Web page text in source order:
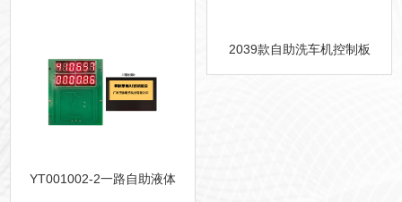
YT001002-2一路自助液体
2039款自助洗车机控制板